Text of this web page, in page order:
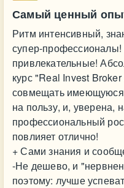
Самый ценный
Ритм интенсивный,
супер-
привлекательные!
курс "Real Invest
совмещать
на пользу, и, уверена,
профессиональный
повлияет отлично!
+ Сами знания и
-Не дешево, и
поэтому: лучше